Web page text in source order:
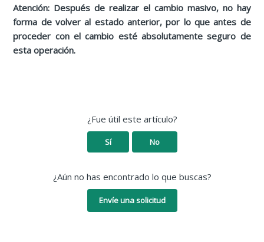
Atención: Después de realizar el cambio masivo, no hay
forma de volver al estado anterior, por lo que antes de
proceder con el cambio esté absolutamente seguro de
esta operación.
¿Fue útil este artículo?
Sí No
¿Aún no has encontrado lo que buscas?
Envíe una solicitud